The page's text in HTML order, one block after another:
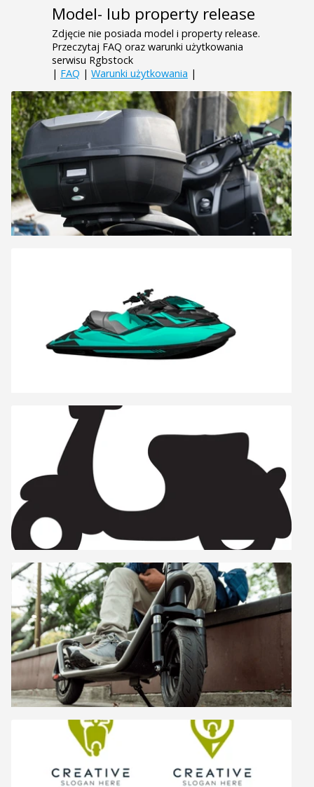
Model- lub property release
Zdjęcie nie posiada model i property release.
Przeczytaj FAQ oraz warunki użytkowania
serwisu Rgbstock
| FAQ | Warunki użytkowania |